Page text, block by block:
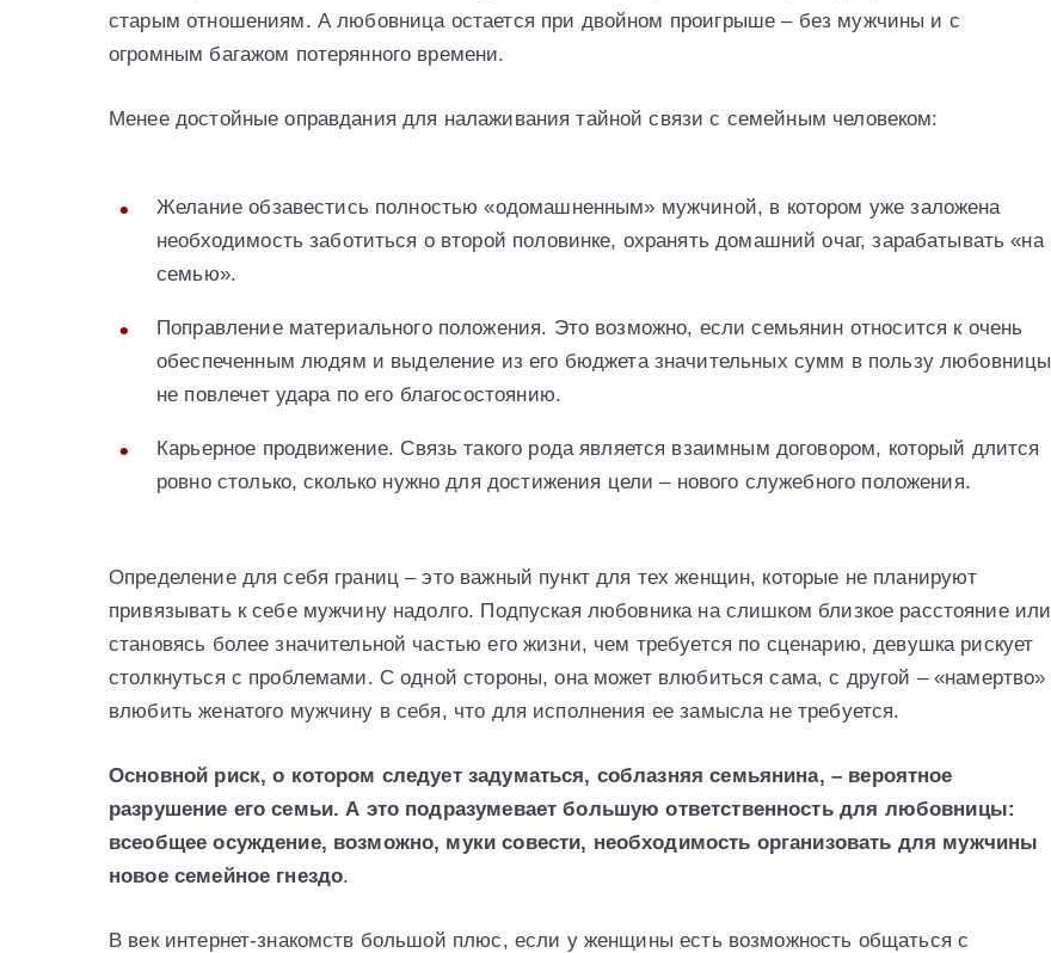
старым отношениям. А любовница остается при двойном проигрыше – без мужчины и с
огромным багажом потерянного времени.
Менее достойные оправдания для налаживания тайной связи с семейным человеком:
Желание обзавестись полностью «одомашненным» мужчиной, в котором уже заложена
необходимость заботиться о второй половинке, охранять домашний очаг, зарабатывать «на
семью».
Поправление материального положения. Это возможно, если семьянин относится к очень
обеспеченным людям и выделение из его бюджета значительных сумм в пользу любовницы
не повлечет удара по его благосостоянию.
Карьерное продвижение. Связь такого рода является взаимным договором, который длится
ровно столько, сколько нужно для достижения цели – нового служебного положения.
Определение для себя границ – это важный пункт для тех женщин, которые не планируют
привязывать к себе мужчину надолго. Подпуская любовника на слишком близкое расстояние или
становясь более значительной частью его жизни, чем требуется по сценарию, девушка рискует
столкнуться с проблемами. С одной стороны, она может влюбиться сама, с другой – «намертво»
влюбить женатого мужчину в себя, что для исполнения ее замысла не требуется.
Основной риск, о котором следует задуматься, соблазняя семьянина, – вероятное
разрушение его семьи. А это подразумевает большую ответственность для любовницы:
всеобщее осуждение, возможно, муки совести, необходимость организовать для мужчины
новое семейное гнездо.
В век интернет-знакомств большой плюс, если у женщины есть возможность общаться с